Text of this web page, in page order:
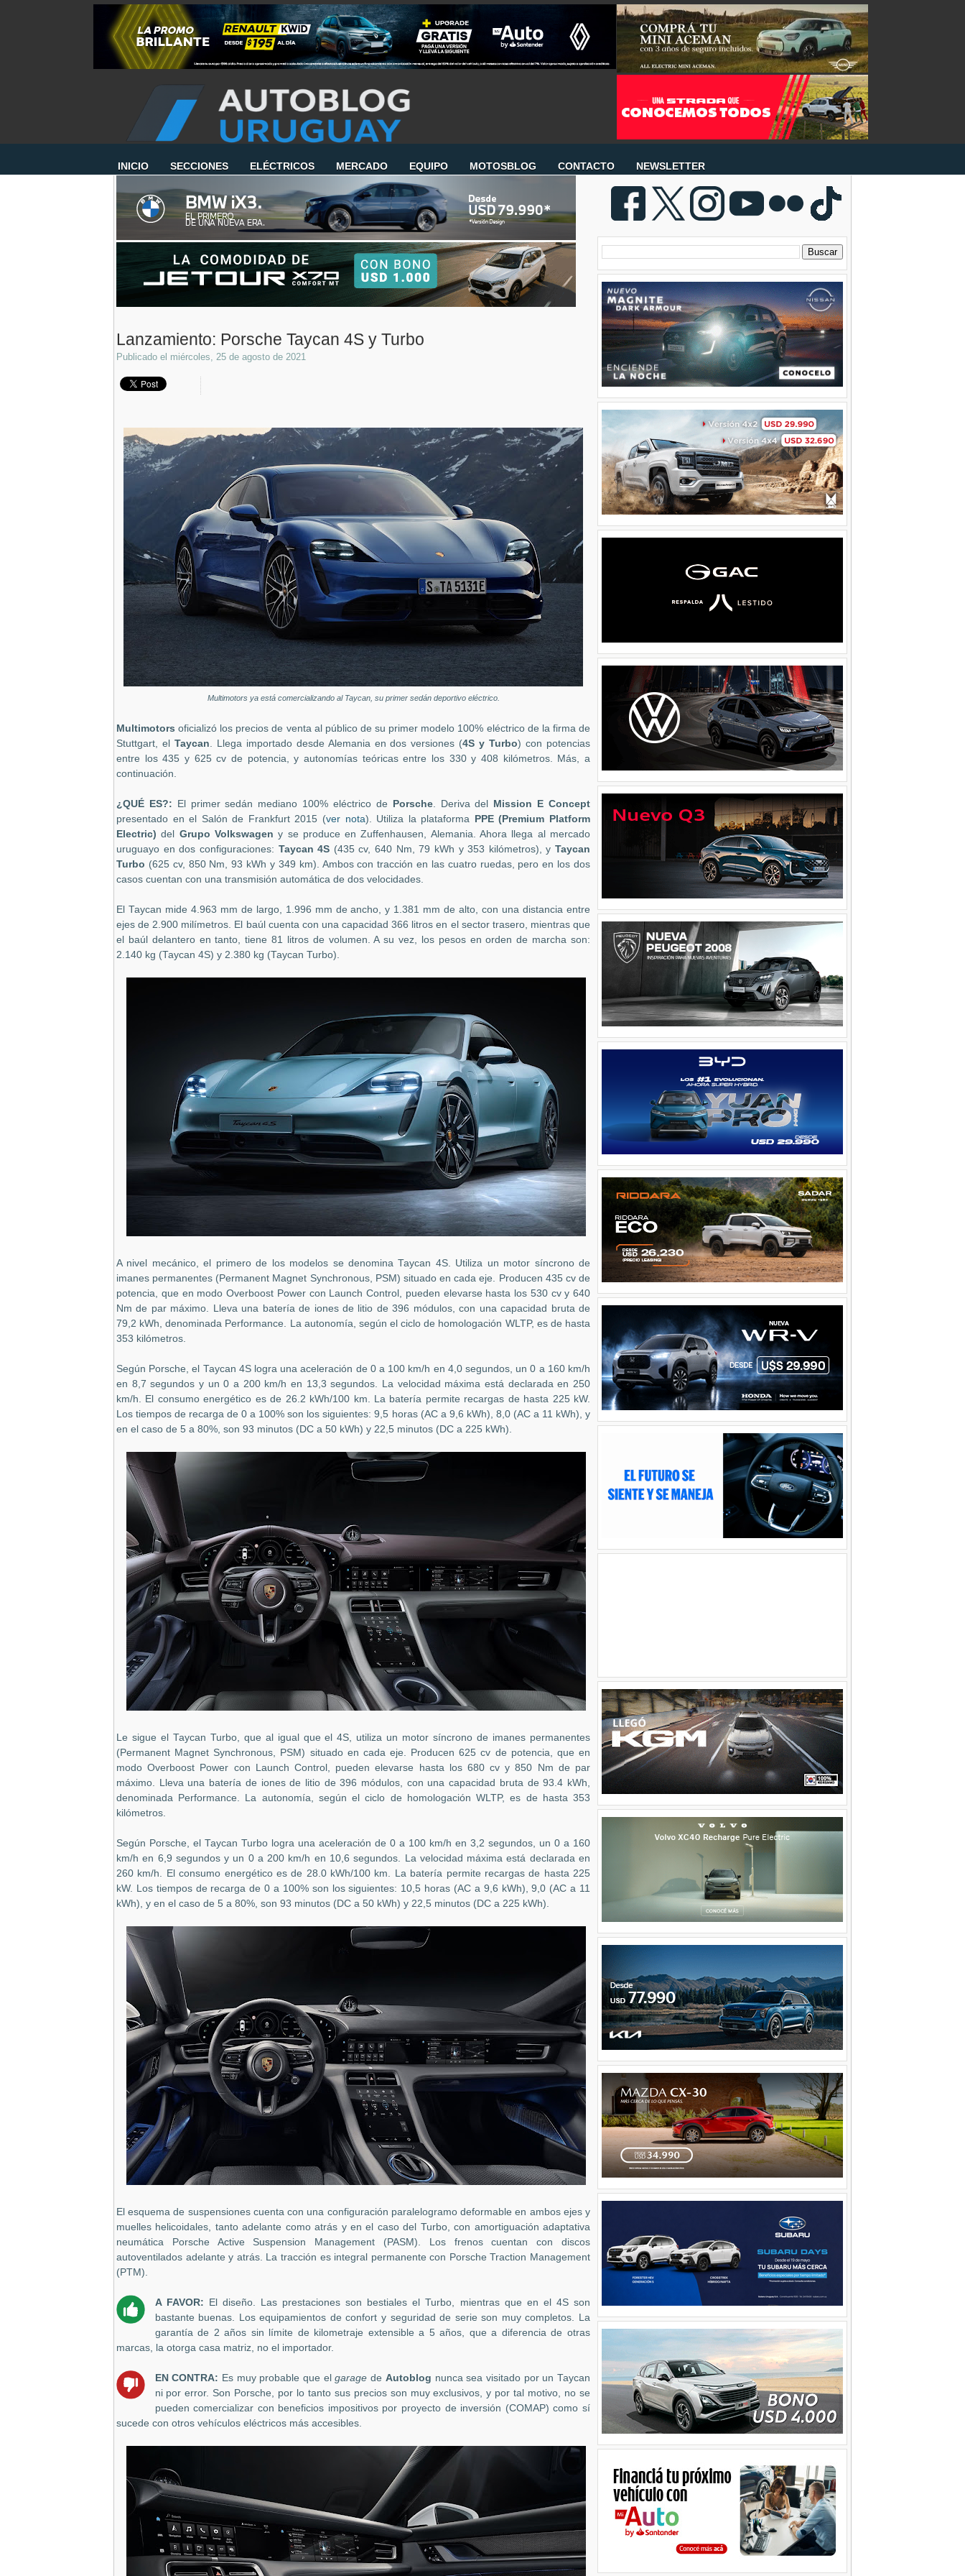
INICIO SECCIONES ELÉCTRICOS MERCADO EQUIPO MOTOSBLOG CONTACTO NEWSLETTER
Lanzamiento: Porsche Taycan 4S y Turbo
Publicado el miércoles, 25 de agosto de 2021
Multimotors ya está comercializando al Taycan, su primer sedán deportivo eléctrico.
Multimotors oficializó los precios de venta al público de su primer modelo 100% eléctrico de la firma de
Stuttgart, el Taycan. Llega importado desde Alemania en dos versiones (4S y Turbo) con potencias
entre los 435 y 625 cv de potencia, y autonomías teóricas entre los 330 y 408 kilómetros. Más, a
continuación.
¿QUÉ ES?: El primer sedán mediano 100% eléctrico de Porsche. Deriva del
Mission E Concept
presentado en el Salón de Frankfurt 2015 (ver nota). Utiliza la plataforma
PPE (Premium Platform
Electric) del Grupo Volkswagen y se produce en Zuffenhausen, Alemania. Ahora llega al mercado
uruguayo en dos configuraciones: Taycan 4S (435 cv, 640 Nm, 79 kWh y 353 kilómetros), y Taycan
Turbo (625 cv, 850 Nm, 93 kWh y 349 km). Ambos con tracción en las cuatro ruedas, pero en los dos
casos cuentan con una transmisión automática de dos velocidades.
El Taycan mide 4.963 mm de largo, 1.996 mm de ancho, y 1.381 mm de alto, con una distancia entre
ejes de 2.900 milímetros. El baúl cuenta con una capacidad 366 litros en el sector trasero, mientras que
el baúl delantero en tanto, tiene 81 litros de volumen. A su vez, los pesos en orden de marcha son:
2.140 kg (Taycan 4S) y 2.380 kg (Taycan Turbo).
A nivel mecánico, el primero de los modelos se denomina Taycan 4S. Utiliza un motor síncrono de
imanes permanentes (Permanent Magnet Synchronous, PSM) situado en cada eje. Producen 435 cv de
potencia, que en modo Overboost Power con Launch Control, pueden elevarse hasta los 530 cv y 640
Nm de par máximo. Lleva una batería de iones de litio de 396 módulos, con una capacidad bruta de
79,2 kWh, denominada Performance. La autonomía, según el ciclo de homologación WLTP, es de hasta
353 kilómetros.
Según Porsche, el Taycan 4S logra una aceleración de 0 a 100 km/h en 4,0 segundos, un 0 a 160 km/h
en 8,7 segundos y un 0 a 200 km/h en 13,3 segundos. La velocidad máxima está declarada en 250
km/h. El consumo energético es de 26.2 kWh/100 km. La batería permite recargas de hasta 225 kW.
Los tiempos de recarga de 0 a 100% son los siguientes: 9,5 horas (AC a 9,6 kWh), 8,0 (AC a 11 kWh), y
en el caso de 5 a 80%, son 93 minutos (DC a 50 kWh) y 22,5 minutos (DC a 225 kWh).
Le sigue el Taycan Turbo, que al igual que el 4S, utiliza un motor síncrono de imanes permanentes
(Permanent Magnet Synchronous, PSM) situado en cada eje. Producen 625 cv de potencia, que en
modo Overboost Power con Launch Control, pueden elevarse hasta los 680 cv y 850 Nm de par
máximo. Lleva una batería de iones de litio de 396 módulos, con una capacidad bruta de93.4 kWh,
denominada Performance. La autonomía, según el ciclo de homologación WLTP, es de hasta 353
kilómetros.
Según Porsche, el Taycan Turbo logra una aceleración de 0 a 100 km/h en 3,2 segundos, un 0 a 160
km/h en 6,9 segundos y un 0 a 200 km/h en 10,6 segundos. La velocidad máxima está declarada en
260 km/h. El consumo energético es de 28.0 kWh/100 km. La batería permite recargas de hasta 225
kW. Los tiempos de recarga de 0 a 100% son los siguientes: 10,5 horas (AC a 9,6 kWh), 9,0 (AC a 11
kWh), y en el caso de 5 a 80%, son 93 minutos (DC a 50 kWh) y 22,5 minutos (DC a 225 kWh).
El esquema de suspensiones cuenta con una configuración paralelogramo deformable en ambos ejes y
muelles helicoidales, tanto adelante como atrás y en el caso del Turbo, con amortiguación adaptativa
neumática
Porsche Active Suspension Management (PASM). Los frenos cuentan con discos
autoventilados adelante y atrás. La tracción es integral permanente con Porsche Traction Management
(PTM).
A FAVOR:
El diseño. Las prestaciones son bestiales el Turbo, mientras que en el 4S son
bastante buenas. Los equipamientos de confort y seguridad de serie son muy completos. La
garantía de 2 años sin límite de kilometraje extensible a 5 años, que a diferencia de otras
marcas, la otorga casa matriz, no el importador.
EN CONTRA: Es muy probable que elgaragede Autoblog nunca sea visitado por un Taycan
ni por error. Son Porsche, por lo tanto sus precios son muy exclusivos, y por tal motivo, no se
pueden comercializar con beneficios impositivos por proyecto de inversión (COMAP) como sí
sucede con otros vehículos eléctricos más accesibles.